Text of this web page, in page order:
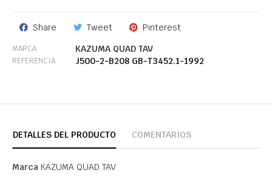
Share Tweet Pinterest
MARCA KAZUMA QUAD TAV
REFERENCIA J500-2-B208 GB-T3452.1-1992
DETALLES DEL PRODUCTO COMENTARIOS
Marca KAZUMA QUAD TAV